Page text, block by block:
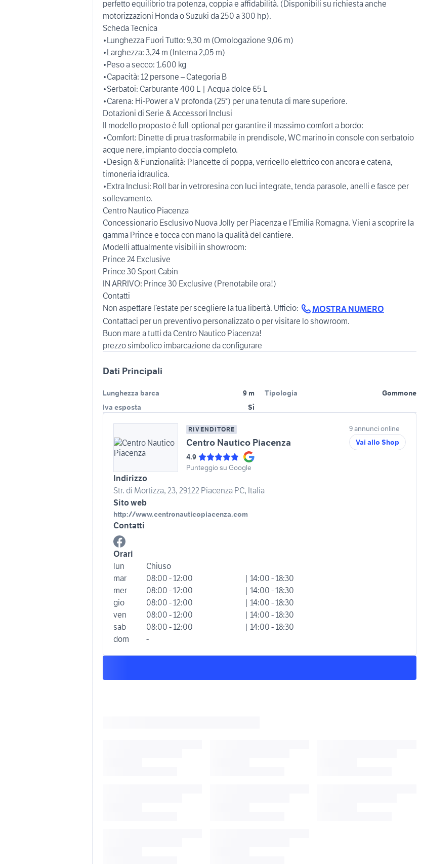
perfetto equilibrio tra potenza, coppia e affidabilità. (Disponibili su richiesta anche
motorizzazioni Honda o Suzuki da 250 a 300 hp).
Scheda Tecnica
•Lunghezza Fuori Tutto: 9,30 m (Omologazione 9,06 m)
•Larghezza: 3,24 m (Interna 2,05 m)
•Peso a secco: 1.600 kg
•Capacità: 12 persone – Categoria B
•Serbatoi: Carburante 400 L | Acqua dolce 65 L
•Carena: Hi-Power a V profonda (25°) per una tenuta di mare superiore.
Dotazioni di Serie & Accessori Inclusi
Il modello proposto è full-optional per garantire il massimo comfort a bordo:
•Comfort: Dinette di prua trasformabile in prendisole, WC marino in console con serbatoio
acque nere, impianto doccia completo.
•Design & Funzionalità: Plancette di poppa, verricello elettrico con ancora e catena,
timoneria idraulica.
•Extra Inclusi: Roll bar in vetroresina con luci integrate, tenda parasole, anelli e fasce per
sollevamento.
Centro Nautico Piacenza
Concessionario Esclusivo Nuova Jolly per Piacenza e l’Emilia Romagna. Vieni a scoprire la
gamma Prince e tocca con mano la qualità del cantiere.
Modelli attualmente visibili in showroom:
Prince 24 Exclusive
Prince 30 Sport Cabin
IN ARRIVO: Prince 30 Exclusive (Prenotabile ora!)
Contatti
Non aspettare l’estate per scegliere la tua libertà. Ufficio:
MOSTRA NUMERO
Contattaci per un preventivo personalizzato o per visitare lo showroom.
Buon mare a tutti da Centro Nautico Piacenza!
prezzo simbolico imbarcazione da configurare
Dati Principali
Lunghezza barca
9 m
Iva esposta
Sì
Tipologia Gommone
RIVENDITORE
Centro Nautico Piacenza
4.9
Punteggio su Google
Indirizzo
Str. di Mortizza, 23, 29122 Piacenza PC, Italia
Sito web
http://www.centronauticopiacenza.com
Contatti
Orari
lun
Chiuso
mar
08:00 - 12:00
| 14:00 - 18:30
mer
08:00 - 12:00
| 14:00 - 18:30
gio
08:00 - 12:00
| 14:00 - 18:30
ven
08:00 - 12:00
| 14:00 - 18:30
sab
08:00 - 12:00
| 14:00 - 18:30
dom
-
9 annunci online
Vai allo Shop